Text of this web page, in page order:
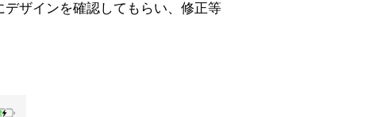
ザインを確認してもらい、修正等